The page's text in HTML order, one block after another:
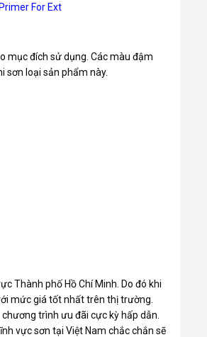
For Ext
mục đích sử dụng. Các màu đậm
sơn loại sản phẩm này.
Thành phố Hồ Chí Minh. Do đó khi
mức giá tốt nhất trên thị trường.
trình ưu đãi cực kỳ hấp dẫn.
vực sơn tại Việt Nam chắc chắn sẽ